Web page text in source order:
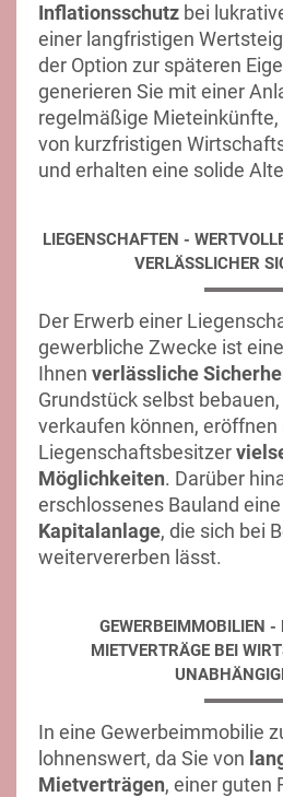
Inflationsschutz bei
einer langfristigen
der Option zur späteren
generieren Sie mit einer
regelmäßige Mieteinkünfte,
von kurzfristigen
und erhalten eine solide
LIEGENSCHAFTEN -
VERLÄSSLICHER
Der Erwerb einer
gewerbliche Zwecke ist
Ihnen verlässliche
Grundstück selbst
verkaufen können, eröffnen
Liegenschaftsbesitzer
Möglichkeiten. Darüber
erschlossenes Bauland eine
Kapitalanlage, die sich bei
weitervererben lässt.
GEWERBEIMMOBILIEN -
MIETVERTRÄGE BEI
In eine Gewerbeimmobilie
lohnenswert, da Sie von
Mietverträgen, einer guten